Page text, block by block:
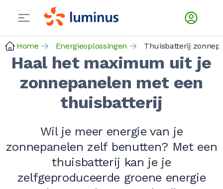
Home Energieoplossingen
Haal het maximum uit je
zonnepanelen met een
thuisbatterij
Wil je meer energie van je
zonnepanelen zelf benutten? Met een
thuisbatterij kan je je
zelfgeproduceerde groene energie